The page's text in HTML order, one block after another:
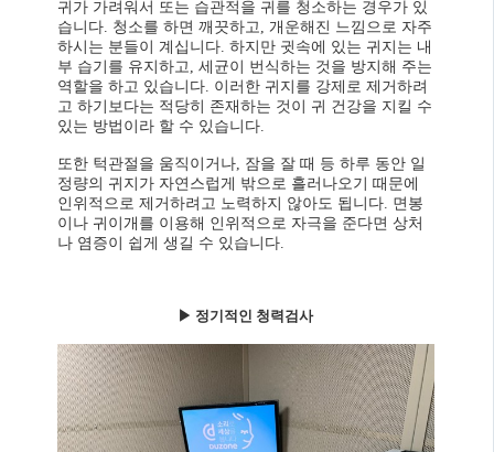
귀가 가려워서 또는 습관적을 귀를 청소하는 경우가 있
습니다. 청소를 하면 깨끗하고, 개운해진 느낌으로 자주
하시는 분들이 계십니다. 하지만 귓속에 있는 귀지는 내
부 습기를 유지하고, 세균이 번식하는 것을 방지해 주는
역할을 하고 있습니다. 이러한 귀지를 강제로 제거하려
고 하기보다는 적당히 존재하는 것이 귀 건강을 지킬 수
있는 방법이라 할 수 있습니다.
또한 턱관절을 움직이거나, 잠을 잘 때 등 하루 동안 일
정량의 귀지가 자연스럽게 밖으로 흘러나오기 때문에
인위적으로 제거하려고 노력하지 않아도 됩니다. 면봉
이나 귀이개를 이용해 인위적으로 자극을 준다면 상처
나 염증이 쉽게 생길 수 있습니다.
▶ 정기적인 청력검사